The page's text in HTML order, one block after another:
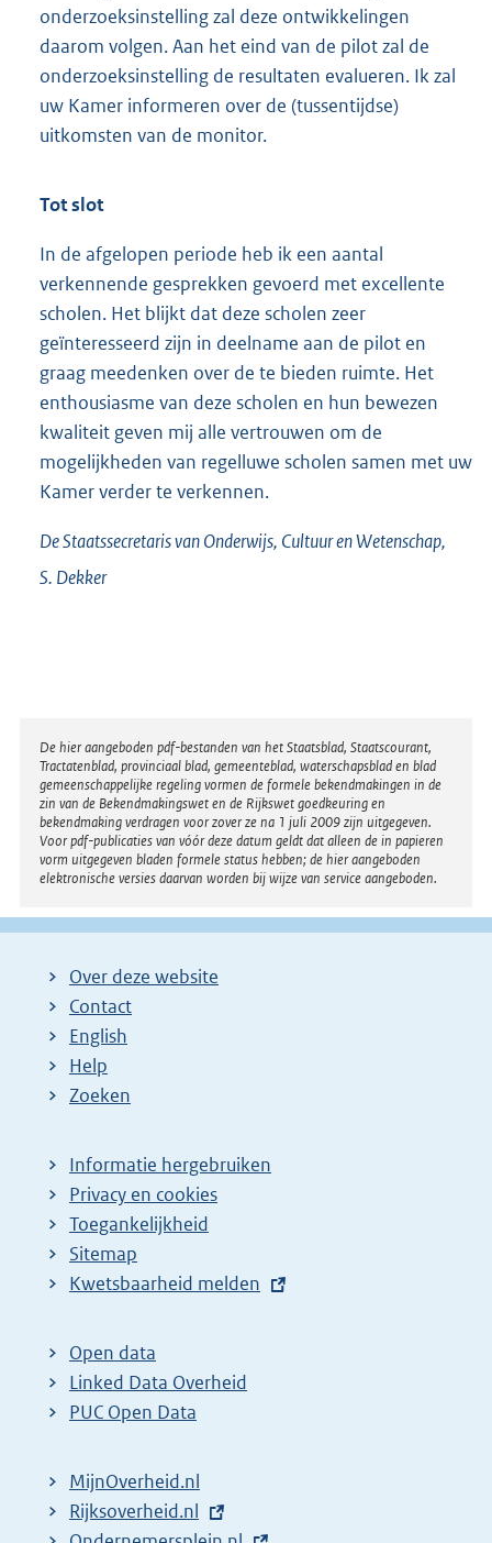
onderzoeksinstelling zal deze ontwikkelingen
daarom volgen. Aan het eind van de pilot zal de
onderzoeksinstelling de resultaten evalueren. Ik zal
uw Kamer informeren over de (tussentijdse)
uitkomsten van de monitor.
Tot slot
In de afgelopen periode heb ik een aantal
verkennende gesprekken gevoerd met excellente
scholen. Het blijkt dat deze scholen zeer
geïnteresseerd zijn in deelname aan de pilot en
graag meedenken over de te bieden ruimte. Het
enthousiasme van deze scholen en hun bewezen
kwaliteit geven mij alle vertrouwen om de
mogelijkheden van regelluwe scholen samen met uw
Kamer verder te verkennen.
De Staatssecretaris van Onderwijs, Cultuur en Wetenschap,
S. Dekker
Disclaimer
De hier aangeboden pdf-bestanden van het Staatsblad, Staatscourant,
Tractatenblad, provinciaal blad, gemeenteblad, waterschapsblad en blad
gemeenschappelijke regeling vormen de formele bekendmakingen in de
zin van de Bekendmakingswet en de Rijkswet goedkeuring en
bekendmaking verdragen voor zover ze na 1 juli 2009 zijn uitgegeven.
Voor pdf-publicaties van vóór deze datum geldt dat alleen de in papieren
vorm uitgegeven bladen formele status hebben; de hier aangeboden
elektronische versies daarvan worden bij wijze van service aangeboden.
Over deze website
Contact
English
Help
Zoeken
Informatie hergebruiken
Privacy en cookies
Toegankelijkheid
Sitemap
E
t
e
r
l
i
Kwetsbaarheid melden
Open data
Linked Data Overheid
PUC Open Data
MijnOverheid.nl
E
Rijksoverheid.nl